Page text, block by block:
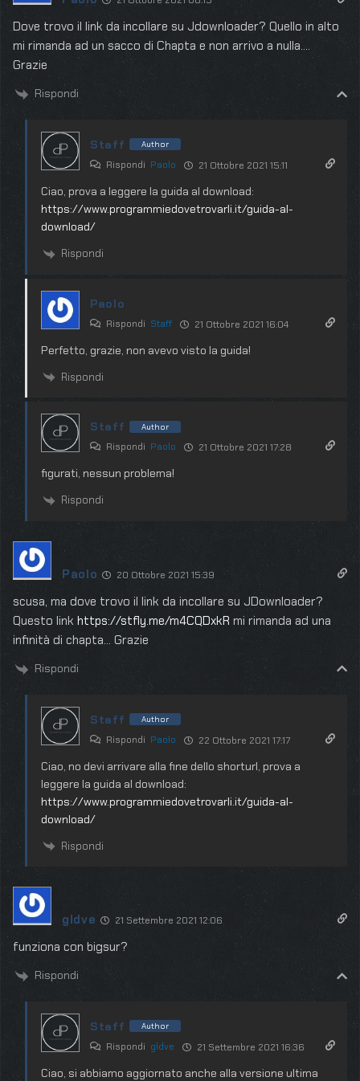
Dove trovo il link da incollare su Jdownloader? Quello in alto
mi rimanda ad un sacco di Chapta e non arrivo a nulla….
Grazie
Rispondi
Staff Author
Rispondi Paolo 21 Ottobre 2021 15:11
Ciao, prova a leggere la guida al download:
https://www.programmiedovetrovarli.it/guida-al-
download/
Rispondi
Paolo
Rispondi Staff 21 Ottobre 2021 16:04
Perfetto, grazie, non avevo visto la guida!
Rispondi
Staff Author
Rispondi Paolo 21 Ottobre 2021 17:28
figurati, nessun problema!
Rispondi
Paolo 20 Ottobre 2021 15:39
scusa, ma dove trovo il link da incollare su JDownloader?
Questo link https://stfly.me/m4CQDxkR mi rimanda ad una
infinità di chapta… Grazie
Rispondi
Staff Author
Rispondi Paolo 22 Ottobre 2021 17:17
Ciao, no devi arrivare alla fine dello shorturl, prova a
leggere la guida al download:
https://www.programmiedovetrovarli.it/guida-al-
download/
Rispondi
gldve 21 Settembre 2021 12:06
funziona con bigsur?
Rispondi
Staff Author
Rispondi gldve 21 Settembre 2021 16:36
Ciao, si abbiamo aggiornato anche alla versione ultima